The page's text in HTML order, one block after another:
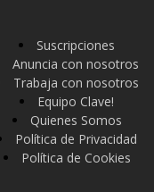
Suscripciones
Anuncia con nosotros
Trabaja con nosotros
Equipo Clave!
Quienes Somos
Política de Privacidad
Política de Cookies